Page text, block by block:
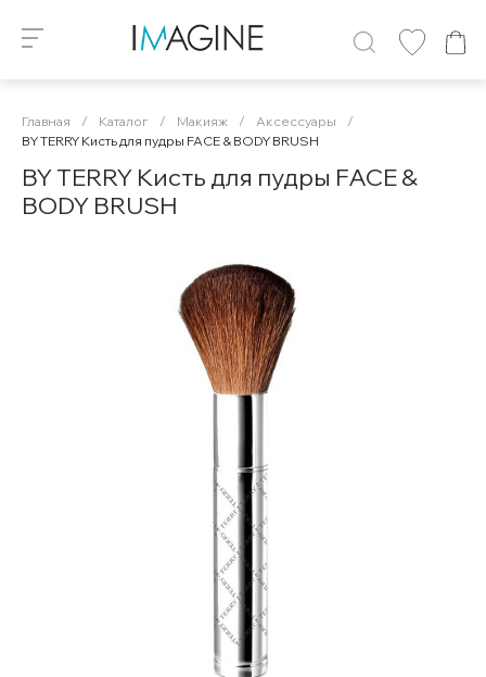
Главная / Каталог / Макияж / Аксессуары
/
BY TERRY Кисть для пудры FACE & BODY BRUSH
BY TERRY Кисть для пудры FACE &
BODY BRUSH